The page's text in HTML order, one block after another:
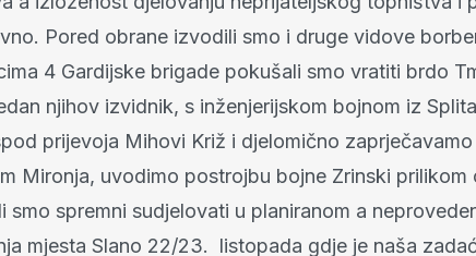
Pored obrane izvodili smo i druge vidove
4 Gardijske brigade pokušali smo vratiti brdo
njihov izvidnik, s inženjerijskom bojnom iz
prijevoja Mihovi Križ i djelomično
Mironja, uvodimo postrojbu bojne Zrinski prilikom
smo spremni sudjelovati u planiranom a
mjesta Slano 22/23. listopada gdje je naša